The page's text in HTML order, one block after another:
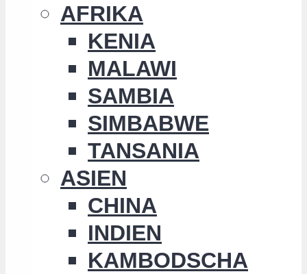
AFRIKA
KENIA
MALAWI
SAMBIA
SIMBABWE
TANSANIA
ASIEN
CHINA
INDIEN
KAMBODSCHA